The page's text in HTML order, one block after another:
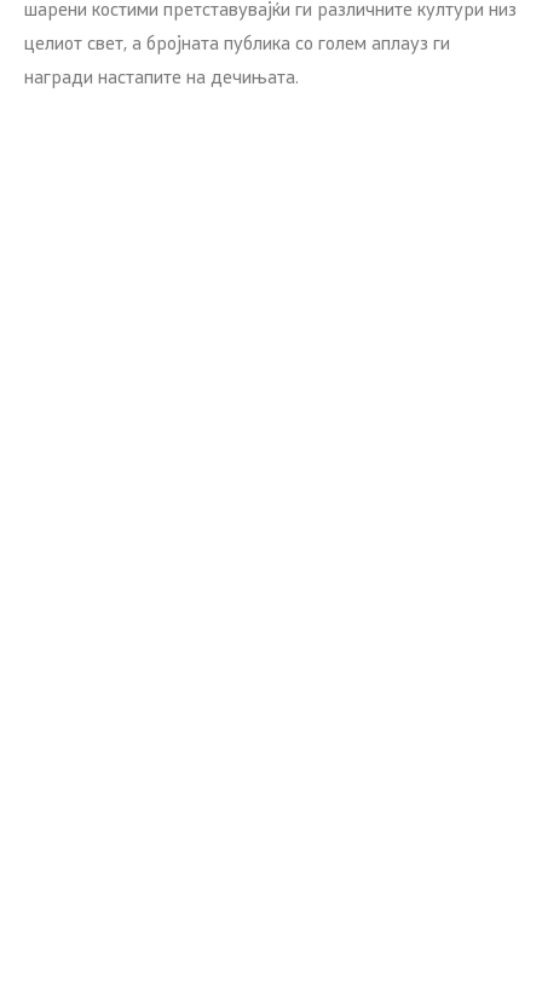
шарени костими претставувајќи ги различните култури низ
целиот свет, а бројната публика со голем аплауз ги
награди настапите на дечињата.